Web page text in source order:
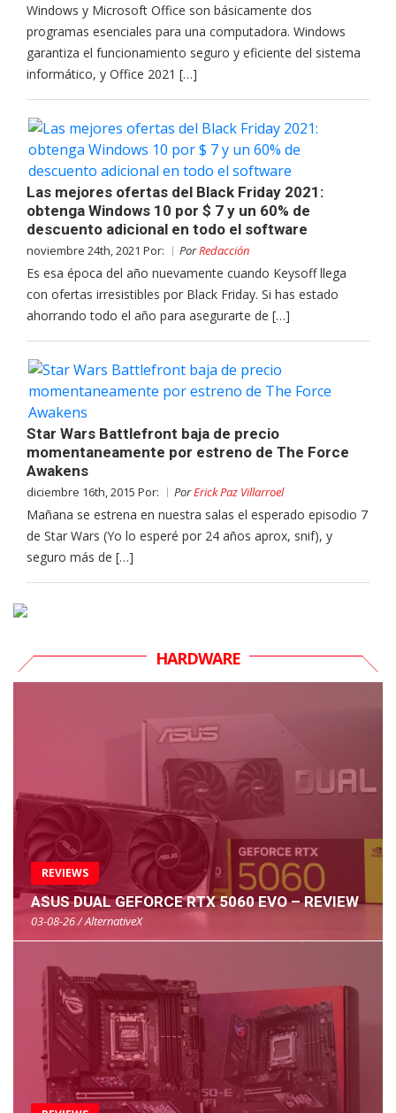
Windows y Microsoft Office son básicamente dos
programas esenciales para una computadora. Windows
garantiza el funcionamiento seguro y eficiente del sistema
informático, y Office 2021 […]
Las mejores ofertas del Black Friday 2021:
obtenga Windows 10 por $ 7 y un 60% de
descuento adicional en todo el software
noviembre 24th, 2021 Por: PorRedacción
Es esa época del año nuevamente cuando Keysoff llega
con ofertas irresistibles por Black Friday. Si has estado
ahorrando todo el año para asegurarte de […]
Star Wars Battlefront baja de precio
momentaneamente por estreno de The Force
Awakens
diciembre 16th, 2015 Por: PorErick Paz Villarroel
Mañana se estrena en nuestra salas el esperado episodio 7
de Star Wars (Yo lo esperé por 24 años aprox, snif), y
seguro más de […]
HARDWARE
REVIEWS
ASUS DUAL GEFORCE RTX 5060 EVO – REVIEW
03-08-26 / AlternativeX